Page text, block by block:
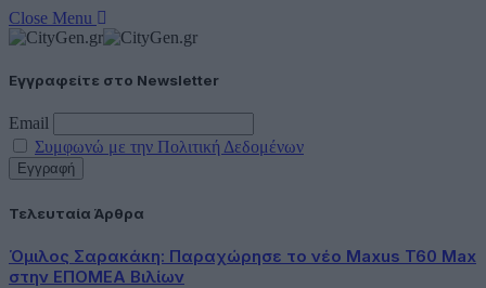
Close Menu
Εγγραφείτε στο Newsletter
Email
Συμφωνώ με την Πολιτική Δεδομένων
Τελευταία Άρθρα
Όμιλος Σαρακάκη: Παραχώρησε το νέο Maxus T60 Max
στην ΕΠΟΜΕΑ Βιλίων